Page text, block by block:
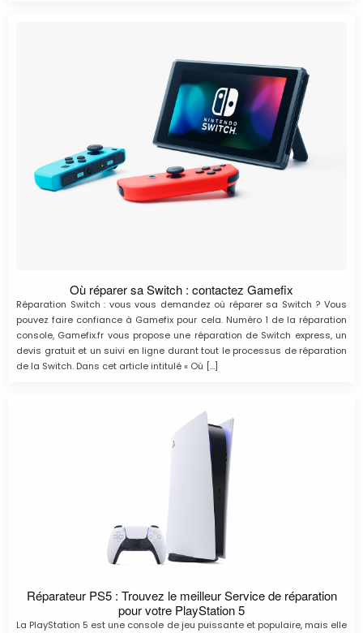
Où réparer sa Switch : contactez Gamefix
Réparation Switch : vous vous demandez où réparer sa Switch ? Vous
pouvez faire confiance à Gamefix pour cela. Numéro 1 de la réparation
console, Gamefix.fr vous propose une réparation de Switch express, un
devis gratuit et un suivi en ligne durant tout le processus de réparation
de la Switch. Dans cet article intitulé « Où […]
Réparateur PS5 : Trouvez le meilleur Service de réparation
pour votre PlayStation 5
La PlayStation 5 est une console de jeu puissante et populaire, mais elle